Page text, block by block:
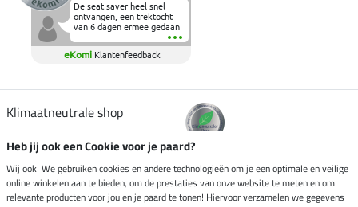
De seat saver heel snel
ontvangen, een trektocht
van 6 dagen ermee gedaan
en deze heeft de beproeving
fantastisch doorstaan.
Heerlijk zacht om op te
elkaar in het zadel.
eKomi Klantenfeedback
Klimaatneutrale shop
Verzending per
Heb jij ook een Cookie voor je paard?
Wij ook! We gebruiken cookies en andere technologieën om je een optimale en veilige
online winkelen aan te bieden, om de prestaties van onze website te meten en om
relevante producten voor jou en je paard te tonen! Hiervoor verzamelen we gegevens